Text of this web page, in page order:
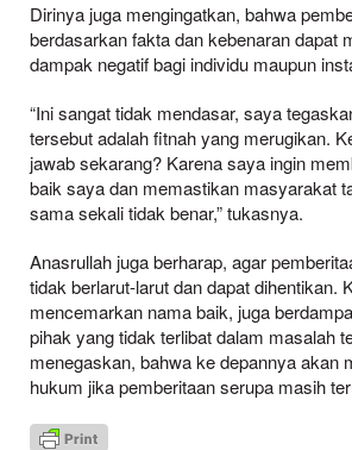
Dirinya juga mengingatkan, bahwa
berdasarkan fakta dan kebenaran dapat
dampak negatif bagi individu maupun
“Ini sangat tidak mendasar, saya
tersebut adalah fitnah yang merugikan.
jawab sekarang? Karena saya ingin
baik saya dan memastikan masyarakat
sama sekali tidak benar,” tukasnya.
Anasrullah juga berharap, agar
tidak berlarut-larut dan dapat dihentikan.
mencemarkan nama baik, juga
pihak yang tidak terlibat dalam masalah
menegaskan, bahwa ke depannya akan
hukum jika pemberitaan serupa masih